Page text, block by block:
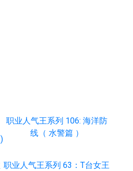
职业人气王系列 106: 海洋防
线（ 水警篇 ）
职业人气王系列 63：T台女王